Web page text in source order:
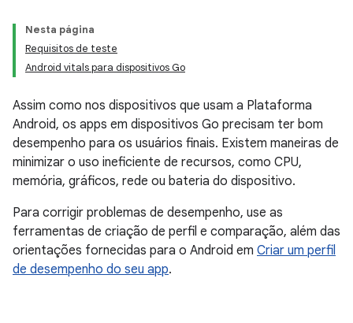
Nesta página
Requisitos de teste
Android vitals para dispositivos Go
Assim como nos dispositivos que usam a Plataforma
Android, os apps em dispositivos Go precisam ter bom
desempenho para os usuários finais. Existem maneiras de
minimizar o uso ineficiente de recursos, como CPU,
memória, gráficos, rede ou bateria do dispositivo.
Para corrigir problemas de desempenho, use as
ferramentas de criação de perfil e comparação, além das
orientações fornecidas para o Android em Criar um perfil
de desempenho do seu app.